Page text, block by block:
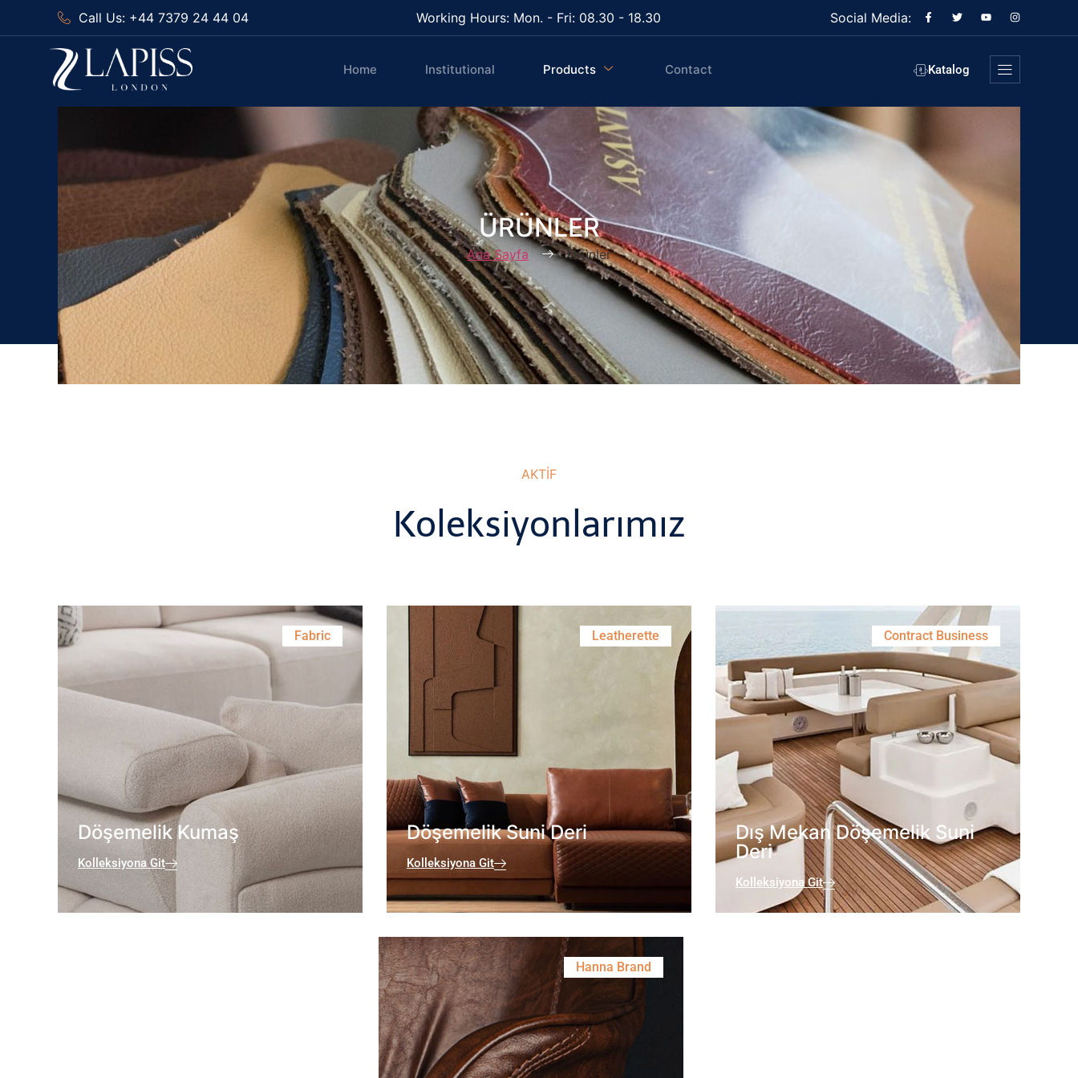
Call Us: +44 7379 24 44 04 Working Hours: Mon. - Fri: 08.30 - 18.30 Social Media:
Home Institutional Products Contact Katalog
ÜRÜNLER
Ana Sayfa Ürünler
AKTİF
Koleksiyonlarımız
Fabric
Döşemelik Kumaş
Kolleksiyona Git
Leatherette
Döşemelik Suni Deri
Kolleksiyona Git
Contract Business
Dış Mekan Döşemelik Suni
Deri
Kolleksiyona Git
Hanna Brand